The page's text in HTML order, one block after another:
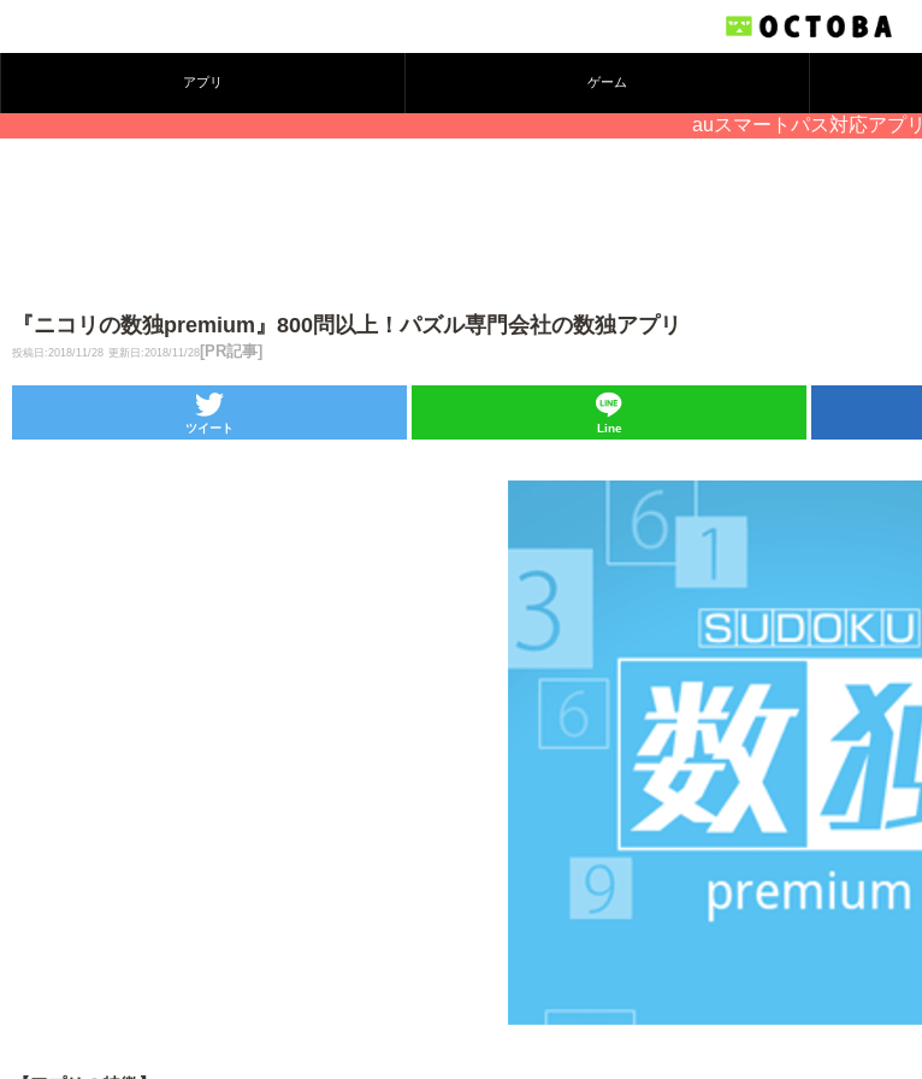
アプリ ゲーム
auスマートパス対応アプリ
『ニコリの数独premium』800問以上！パズル専門会社の数独アプリ
投稿日:2018/11/28 更新日:2018/11/28 [PR記事]
ツイート Line